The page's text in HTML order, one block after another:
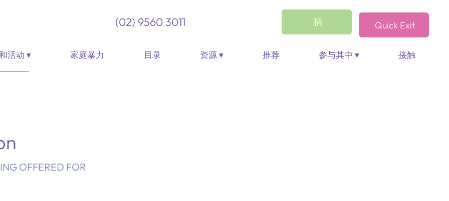
活动 ▾ 家庭暴力 目录 资源 ▾ 推荐 参与其中 ▾ 接触
(02) 9560 3011 捐
OFFERED FOR
Quick Exit